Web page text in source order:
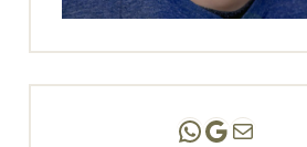
Andreas Scholz | (HPP)
Praxis Adlershof
E-Mail an mich ...